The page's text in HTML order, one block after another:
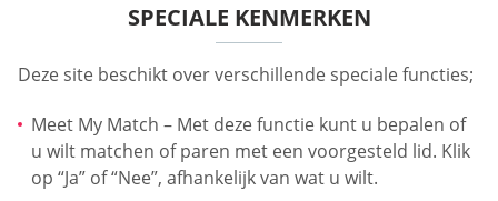
SPECIALE KENMERKEN
Deze site beschikt over verschillende speciale functies;
Meet My Match – Met deze functie kunt u bepalen of
u wilt matchen of paren met een voorgesteld lid. Klik
op “Ja” of “Nee”, afhankelijk van wat u wilt.